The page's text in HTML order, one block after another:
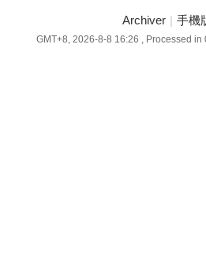
Archiver | 手機
GMT+8, 2026-8-8 16:26 , Processed in